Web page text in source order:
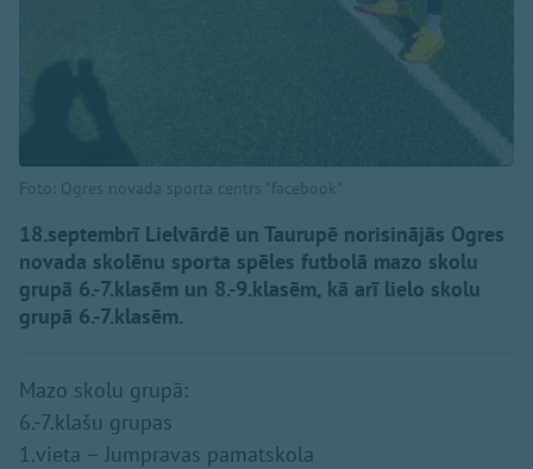
Foto: Ogres novada sporta centrs "facebook"
18.septembrī Lielvārdē un Taurupē norisinājās Ogres
novada skolēnu sporta spēles futbolā mazo skolu
grupā 6.-7.klasēm un 8.-9.klasēm, kā arī lielo skolu
grupā 6.-7.klasēm.
Mazo skolu grupā:
6.-7.klašu grupas
1.vieta – Jumpravas pamatskola